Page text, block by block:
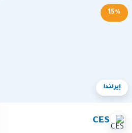
إيرلندا
15%
CES